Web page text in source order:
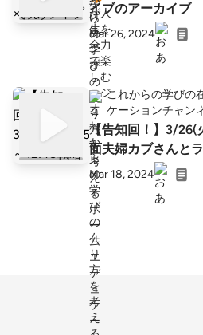
イブのアーカイブ
Mar 26, 2024
これからの学びの
ケーションチャン
【告知回！】3/26(
面夫婦カブさんと
Mar 18, 2024